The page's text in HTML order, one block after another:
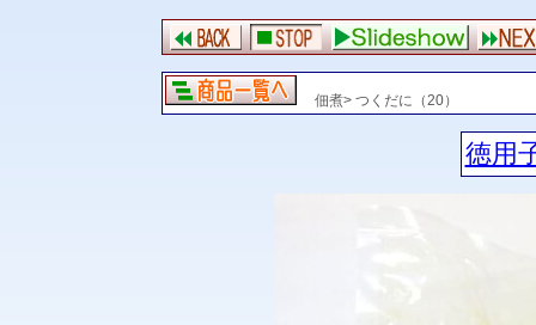
佃煮> つくだに（20）
徳用